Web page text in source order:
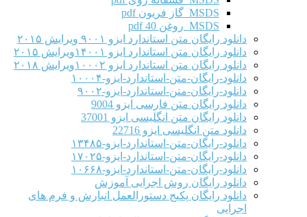
MSDS گاز فریون pdf
MSDS روغن 40 pdf
دانلود رایگان متن استاندارد ایزو ۹۰۰۱ ویرایش ۲۰۱۵
دانلود رایگان متن استاندارد ایزو ۱۴۰۰۱ویرایش ۲۰۱۵
دانلود رایگان متن استاندارد ایزو ۱۰۰۰۲ویرایش ۲۰۱۸
دانلود-رایگان-متن-استاندارد-ایزو-۱۰۰۰۴
دانلود-رایگان-متن-استاندارد-ایزو-۹۰۰۲
دانلود رایگان متن فارسی ایزو 9004
دانلود رایگان متن انگلیسی ایزو 37001
دانلود متن انگلیسی ایزو 22716
دانلود-رایگان-متن-استاندارد-ایزو-۱۳۴۸۵
دانلود-رایگان-متن-استاندارد-ایزو-۱۷۰۲۵
دانلود-رایگان-متن-استاندارد-ایزو-۱۰۶۶۸
دانلود رایگان روش اجرایی آموزش
دانلود رایگان پکیج دستورالعمل انبارش و فرم های
اجرایی